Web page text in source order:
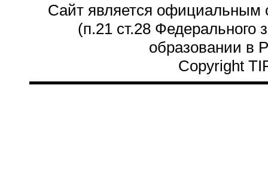
Сайт является официальным
(п.21 ст.28 Федерального
образовании в
Copyright